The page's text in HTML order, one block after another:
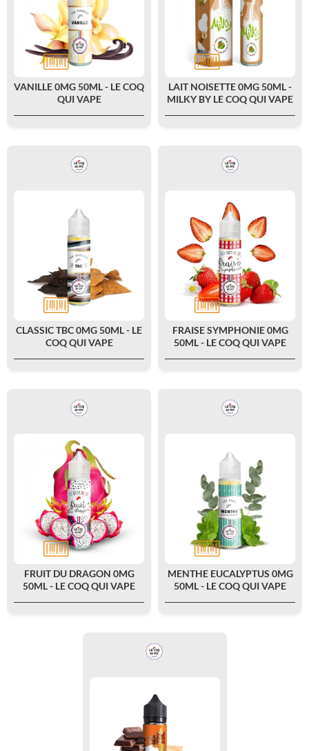
VANILLE 0MG 50ML - LE COQ
QUI VAPE
LAIT NOISETTE 0MG 50ML -
MILKY BY LE COQ QUI VAPE
CLASSIC TBC 0MG 50ML - LE
COQ QUI VAPE
FRAISE SYMPHONIE 0MG
50ML - LE COQ QUI VAPE
FRUIT DU DRAGON 0MG
50ML - LE COQ QUI VAPE
MENTHE EUCALYPTUS 0MG
50ML - LE COQ QUI VAPE